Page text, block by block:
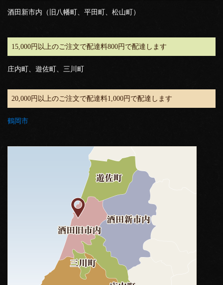
酒田新市内（旧八幡町、平田町、松山町）
15,000円以上のご注文で配達料800円で配達します
庄内町、遊佐町、三川町
20,000円以上のご注文で配達料1,000円で配達します
鶴岡市